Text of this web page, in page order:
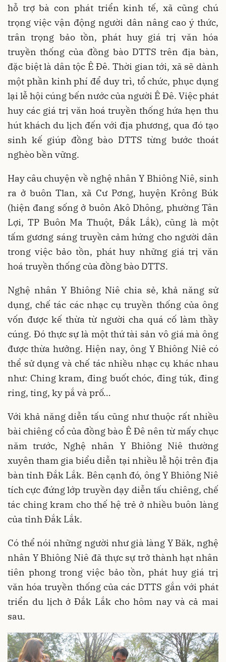
hỗ trợ bà con phát triển kinh tế, xã cũng chú
trọng việc vận động người dân nâng cao ý thức,
trân trọng bảo tồn, phát huy giá trị văn hóa
truyền thống của đồng bào DTTS trên địa bàn,
đặc biệt là dân tộc Ê Đê. Thời gian tới, xã sẽ dành
một phần kinh phí để duy trì, tổ chức, phục dụng
lại lễ hội cúng bến nước của người Ê Đê. Việc phát
huy các giá trị văn hoá truyền thống hứa hẹn thu
hút khách du lịch đến với địa phương, qua đó tạo
sinh kế giúp đồng bào DTTS từng bước thoát
nghèo bền vững.
Hay câu chuyện về nghệ nhân Y Bhiông Niê, sinh
ra ở buôn Tlan, xã Cư Pơng, huyện Krông Búk
(hiện đang sống ở buôn Akô Dhông, phường Tân
Lợi, TP Buôn Ma Thuột, Đắk Lắk), cũng là một
tấm gương sáng truyền cảm hứng cho người dân
trong việc bảo tồn, phát huy những giá trị văn
hoá truyền thống của đồng bào DTTS.
Nghệ nhân Y Bhiông Niê chia sẻ, khả năng sử
dụng, chế tác các nhạc cụ truyền thống của ông
vốn được kế thừa từ người cha quá cố làm thầy
cúng. Đó thực sự là một thứ tài sản vô giá mà ông
được thừa hưởng. Hiện nay, ông Y Bhiông Niê có
thể sử dụng và chế tác nhiều nhạc cụ khác nhau
như: Ching kram, đing buốt chóc, đing túk, đing
ring, ting, ky pắ và prố…
Với khả năng diễn tấu cũng như thuộc rất nhiều
bài chiêng cổ của đồng bào Ê Đê nên từ mấy chục
năm trước, Nghệ nhân Y Bhiông Niê thường
xuyên tham gia biểu diễn tại nhiều lễ hội trên địa
bàn tỉnh Đắk Lắk. Bên cạnh đó, ông Y Bhiông Niê
tích cực đứng lớp truyền dạy diễn tấu chiêng, chế
tác ching kram cho thế hệ trẻ ở nhiều buôn làng
của tỉnh Đắk Lắk.
Có thể nói những người như già làng Y Băk, nghệ
nhân Y Bhiông Niê đã thực sự trở thành hạt nhân
tiên phong trong việc bảo tồn, phát huy giá trị
văn hóa truyền thống của các DTTS gắn với phát
triển du lịch ở Đắk Lắk cho hôm nay và cả mai
sau.